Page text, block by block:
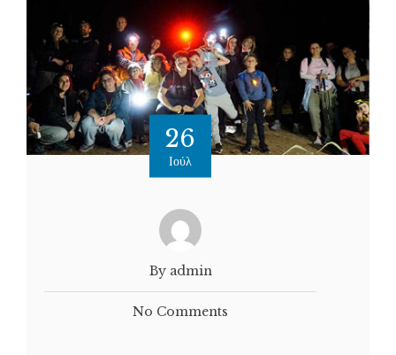
26
Ιούλ
By admin
No Comments